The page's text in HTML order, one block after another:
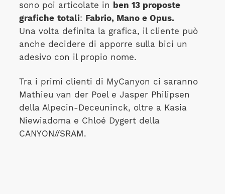
sono poi articolate in ben 13 proposte
grafiche totali: Fabrio, Mano e Opus.
Una volta definita la grafica, il cliente può
anche decidere di apporre sulla bici un
adesivo con il propio nome.
Tra i primi clienti di MyCanyon ci saranno
Mathieu van der Poel e Jasper Philipsen
della Alpecin-Deceuninck, oltre a Kasia
Niewiadoma e Chloé Dygert della
CANYON//SRAM.